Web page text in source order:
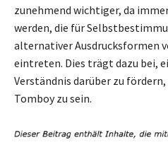
zunehmend wichtiger, da
werden, die für
alternativer Ausdrucksformen
eintreten. Dies trägt dazu bei,
Verständnis darüber zu
Tomboy zu sein.